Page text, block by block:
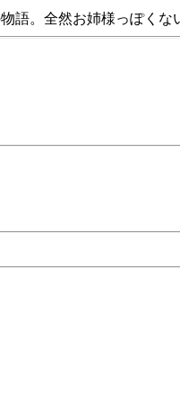
語。全然お姉様っぽくな